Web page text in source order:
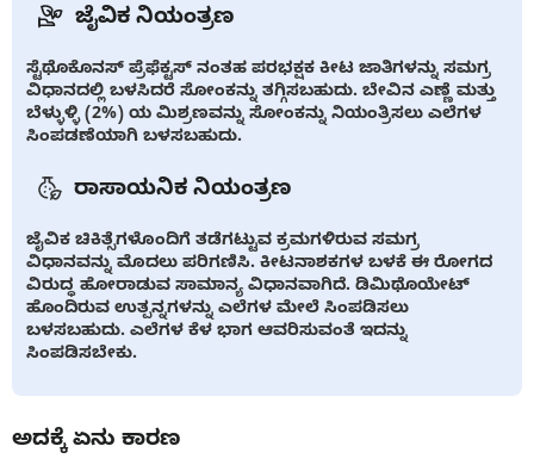
ಜೈವಿಕ ನಿಯಂತ್ರಣ
ಸ್ಟೆಥೊಕೊನಸ್ ಪ್ರೆಫೆಕ್ಟಸ್ ನಂತಹ ಪರಭಕ್ಷಕ ಕೀಟ ಜಾತಿಗಳನ್ನು ಸಮಗ್ರ
ವಿಧಾನದಲ್ಲಿ ಬಳಸಿದರೆ ಸೋಂಕನ್ನು ತಗ್ಗಿಸಬಹುದು. ಬೇವಿನ ಎಣ್ಣೆ ಮತ್ತು
ಬೆಳ್ಳುಳ್ಳಿ (2%) ಯ ಮಿಶ್ರಣವನ್ನು ಸೋಂಕನ್ನು ನಿಯಂತ್ರಿಸಲು ಎಲೆಗಳ
ಸಿಂಪಡಣೆಯಾಗಿ ಬಳಸಬಹುದು.
ರಾಸಾಯನಿಕ ನಿಯಂತ್ರಣ
ಜೈವಿಕ ಚಿಕಿತ್ಸೆಗಳೊಂದಿಗೆ ತಡೆಗಟ್ಟುವ ಕ್ರಮಗಳಿರುವ ಸಮಗ್ರ
ವಿಧಾನವನ್ನು ಮೊದಲು ಪರಿಗಣಿಸಿ. ಕೀಟನಾಶಕಗಳ ಬಳಕೆ ಈ ರೋಗದ
ವಿರುದ್ಧ ಹೋರಾಡುವ ಸಾಮಾನ್ಯ ವಿಧಾನವಾಗಿದೆ. ಡಿಮಿಥೊಯೇಟ್
ಹೊಂದಿರುವ ಉತ್ಪನ್ನಗಳನ್ನು ಎಲೆಗಳ ಮೇಲೆ ಸಿಂಪಡಿಸಲು
ಬಳಸಬಹುದು. ಎಲೆಗಳ ಕೆಳ ಭಾಗ ಆವರಿಸುವಂತೆ ಇದನ್ನು
ಸಿಂಪಡಿಸಬೇಕು.
ಅದಕ್ಕೆ ಏನು ಕಾರಣ